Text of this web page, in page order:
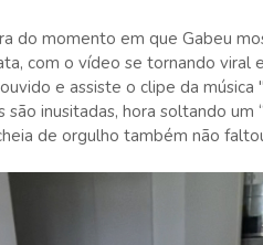
do momento em que Gabeu
com o vídeo se tornando viral
e assiste o clipe da música
inusitadas, hora soltando um
de orgulho também não